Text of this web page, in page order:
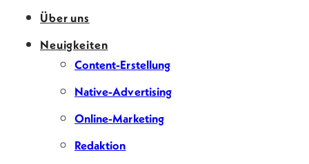
Über uns
Neuigkeiten
Content-Erstellung
Native-Advertising
Online-Marketing
Redaktion